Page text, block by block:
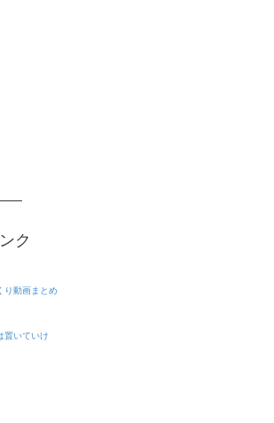
ク
り動画まとめ
置いていけ